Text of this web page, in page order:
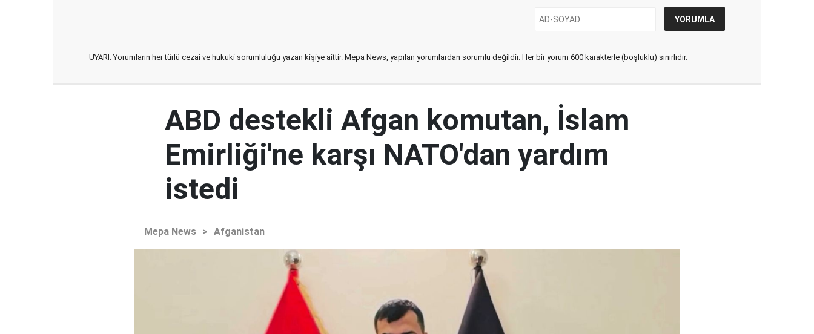
UYARI: Yorumların her türlü cezai ve hukuki sorumluluğu yazan kişiye aittir. Mepa News, yapılan yorumlardan sorumlu değildir. Her bir yorum 600 karakterle (boşluklu) sınırlıdır.
ABD destekli Afgan komutan, İslam
Emirliği'ne karşı NATO'dan yardım
istedi
Mepa News > Afganistan